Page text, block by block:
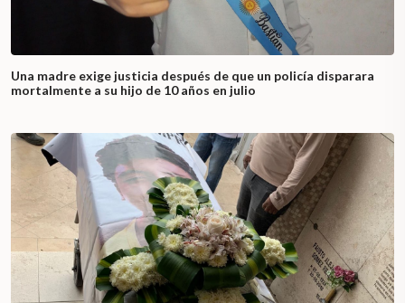
Una madre exige justicia después de que un policía disparara
mortalmente a su hijo de 10 años en julio